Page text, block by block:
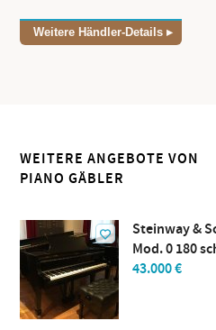
Weitere Händler-Details
WEITERE ANGEBOTE VON
PIANO GÄBLER
Steinway &
Mod. 0 180
43.000 €